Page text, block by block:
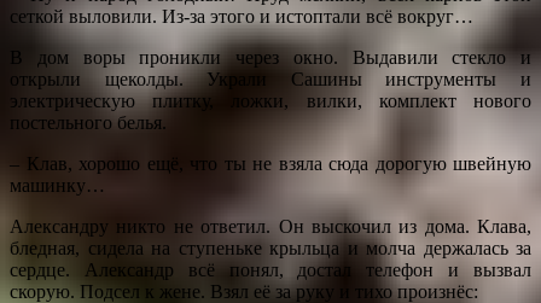
сеткой выловили. Из-за этого и истоптали всё вокруг…
В дом воры проникли через окно. Выдавили стекло и
открыли щеколды. Украли Сашины инструменты и
электрическую плитку, ложки, вилки, комплект нового
постельного белья.
– Клав, хорошо ещё, что ты не взяла сюда дорогую швейную
машинку…
Александру никто не ответил. Он выскочил из дома. Клава,
бледная, сидела на ступеньке крыльца и молча держалась за
сердце. Александр всё понял, достал телефон и вызвал
скорую. Подсел к жене. Взял её за руку и тихо произнёс: